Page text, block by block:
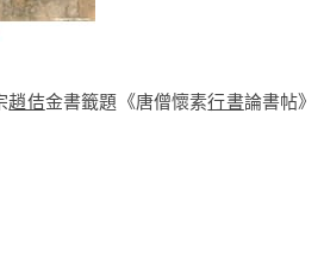
趙佶金書籤題《唐僧懷素行書論書帖》